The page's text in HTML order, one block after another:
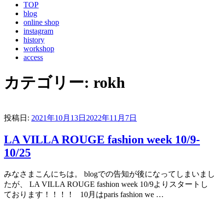
TOP
blog
online shop
instagram
history
workshop
access
カテゴリー: rokh
投稿日: 2021年10月13日 2022年11月7日
LA VILLA ROUGE fashion week 10/9-
10/25
みなさまこんにちは。 blogでの告知が後になってしまいまし
たが、 LA VILLA ROUGE fashion week 10/9よりスタートし
ております！！！！ 10月はparis fashion we …